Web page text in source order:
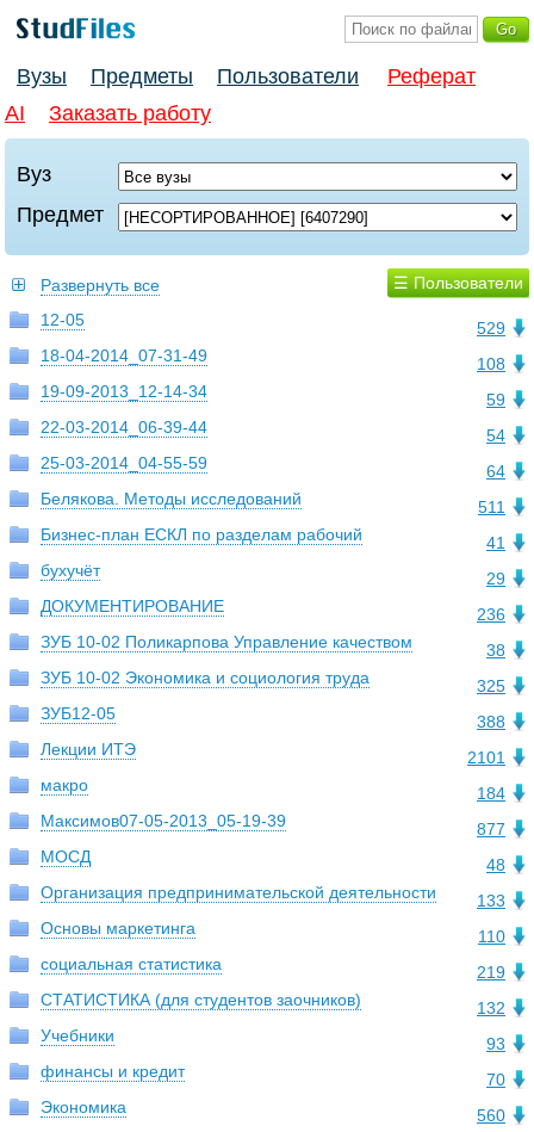
Вузы Предметы Пользователи
Реферат
AI
Заказать работу
Вуз
Предмет
☰ Пользователи
Развернуть все
529
12-05
108
18-04-2014_07-31-49
59
19-09-2013_12-14-34
54
22-03-2014_06-39-44
64
25-03-2014_04-55-59
511
Белякова. Методы исследований
41
Бизнес-план ЕСКЛ по разделам рабочий
29
бухучёт
236
ДОКУМЕНТИРОВАНИЕ
38
ЗУБ 10-02 Поликарпова Управление качеством
325
ЗУБ 10-02 Экономика и социология труда
388
ЗУБ12-05
2101
Лекции ИТЭ
184
макро
877
Максимов07-05-2013_05-19-39
48
МОСД
133
Организация предпринимательской деятельности
110
Основы маркетинга
219
социальная статистика
132
СТАТИСТИКА (для студентов заочников)
93
Учебники
70
финансы и кредит
560
Экономика